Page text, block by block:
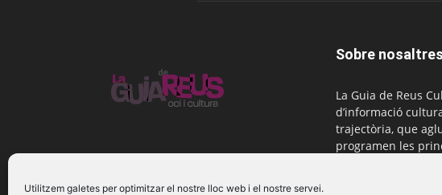
Utilitzem galetes per optimitzar el nostre lloc web i el nostre servei.
Sobre nosaltres
La Guia de Reus
d’informació
trajectòria, que
programen les